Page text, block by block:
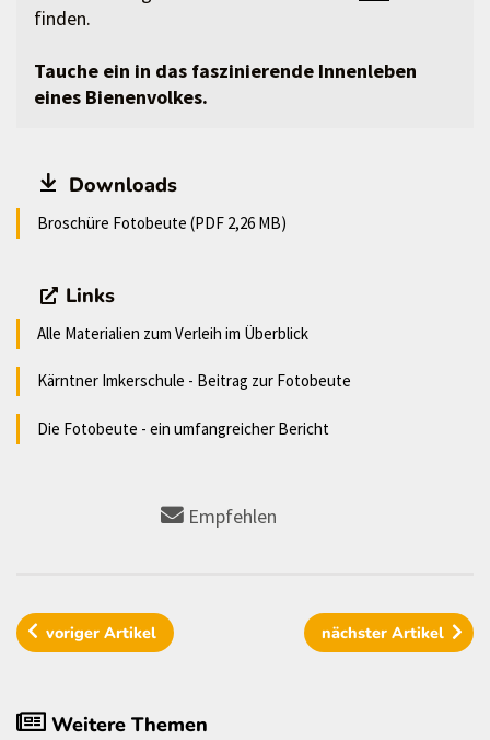
finden.
Tauche ein in das faszinierende Innenleben
eines Bienenvolkes.
Downloads
Broschüre Fotobeute (PDF 2,26 MB)
Links
Alle Materialien zum Verleih im Überblick
Kärntner Imkerschule - Beitrag zur Fotobeute
Die Fotobeute - ein umfangreicher Bericht
Empfehlen
vorigerArtikel nächster Artikel
Weitere Themen